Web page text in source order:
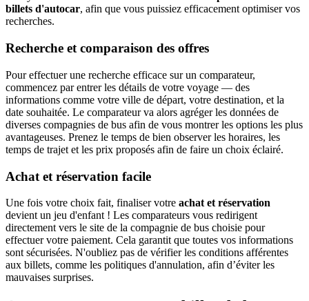
billets d'autocar, afin que vous puissiez efficacement optimiser vos
recherches.
Recherche et comparaison des offres
Pour effectuer une recherche efficace sur un comparateur,
commencez par entrer les détails de votre voyage — des
informations comme votre ville de départ, votre destination, et la
date souhaitée. Le comparateur va alors agréger les données de
diverses compagnies de bus afin de vous montrer les options les plus
avantageuses. Prenez le temps de bien observer les horaires, les
temps de trajet et les prix proposés afin de faire un choix éclairé.
Achat et réservation facile
Une fois votre choix fait, finaliser votre achat et réservation
devient un jeu d'enfant ! Les comparateurs vous redirigent
directement vers le site de la compagnie de bus choisie pour
effectuer votre paiement. Cela garantit que toutes vos informations
sont sécurisées. N'oubliez pas de vérifier les conditions afférentes
aux billets, comme les politiques d'annulation, afin d’éviter les
mauvaises surprises.